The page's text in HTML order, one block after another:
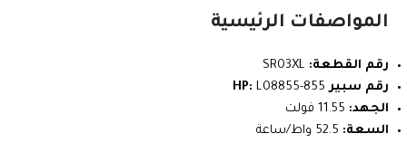
المواصفات الرئيسية
رقم القطعة:
رقم سبير HP: L08855-855
الجهد:
السعة: